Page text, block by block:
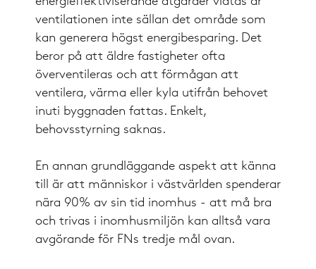
ventilationen inte sällan det område som
kan generera högst energibesparing. Det
beror på att äldre fastigheter ofta
överventileras och att förmågan att
ventilera, värma eller kyla utifrån behovet
inuti byggnaden fattas. Enkelt,
behovsstyrning saknas.
En annan grundläggande aspekt att känna
till är att människor i västvärlden spenderar
nära 90% av sin tid inomhus - att må bra
och trivas i inomhusmiljön kan alltså vara
avgörande för FNs tredje mål ovan.